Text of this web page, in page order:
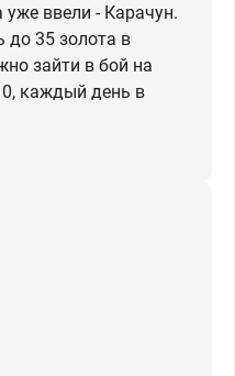
ввели - Карачун.
до 35 золота в
зайти в бой на
каждый день в